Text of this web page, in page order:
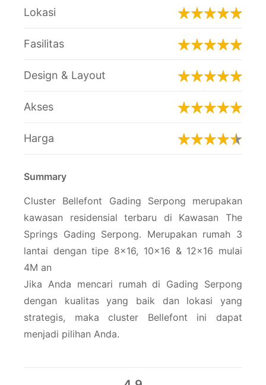
Lokasi
Fasilitas
Design & Layout
Akses
Harga
Summary
Cluster Bellefont Gading Serpong merupakan
kawasan residensial terbaru di Kawasan The
Springs Gading Serpong. Merupakan rumah 3
lantai dengan tipe 8×16, 10×16 & 12×16 mulai
4M an
Jika Anda mencari rumah di Gading Serpong
dengan kualitas yang baik dan lokasi yang
strategis, maka cluster Bellefont ini dapat
menjadi pilihan Anda.